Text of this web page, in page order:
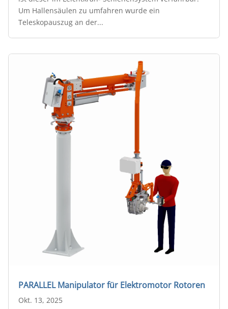
Um Hallensäulen zu umfahren wurde ein
Teleskopauszug an der...
PARALLEL Manipulator für Elektromotor Rotoren
Okt. 13, 2025